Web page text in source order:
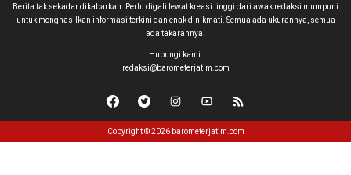
Berita tak sekadar dikabarkan. Perlu digali lewat kreasi tinggi dari awak redaksi mumpuni
untuk menghasilkan informasi terkini dan enak dinikmati. Semua ada ukurannya, semua
ada takarannya.
Hubungi kami:
redaksi@barometerjatim.com
Copyright © 2026 barometerjatim.com